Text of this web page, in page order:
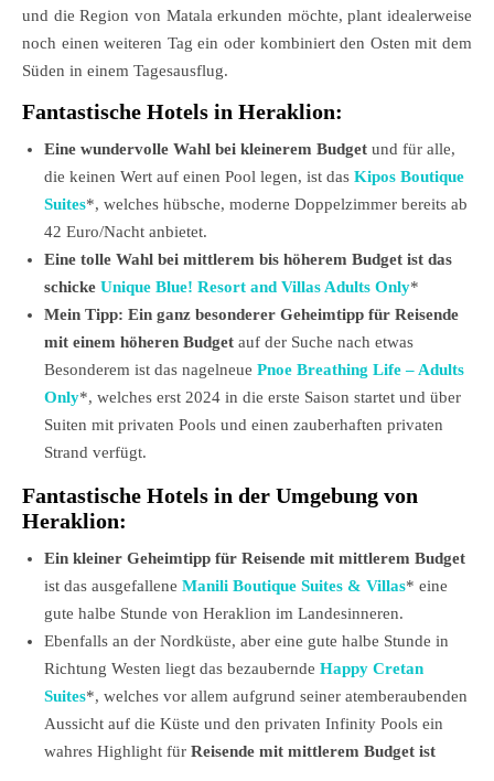
und die Region von Matala erkunden möchte, plant idealerweise
noch einen weiteren Tag ein oder kombiniert den Osten mit dem
Süden in einem Tagesausflug.
Fantastische Hotels in Heraklion:
Eine wundervolle Wahl bei kleinerem Budget und für alle,
die keinen Wert auf einen Pool legen, ist das Kipos Boutique
Suites*, welches hübsche, moderne Doppelzimmer bereits ab
42 Euro/Nacht anbietet.
Eine tolle Wahl bei mittlerem bis höherem Budget ist das
schicke Unique Blue! Resort and Villas Adults Only*
Mein Tipp: Ein ganz besonderer Geheimtipp für Reisende
mit einem höheren Budget auf der Suche nach etwas
Besonderem ist das nagelneue Pnoe Breathing Life – Adults
Only*, welches erst 2024 in die erste Saison startet und über
Suiten mit privaten Pools und einen zauberhaften privaten
Strand verfügt.
Fantastische Hotels in der Umgebung von
Heraklion:
Ein kleiner Geheimtipp für Reisende mit mittlerem Budget
ist das ausgefallene Manili Boutique Suites & Villas* eine
gute halbe Stunde von Heraklion im Landesinneren.
Ebenfalls an der Nordküste, aber eine gute halbe Stunde in
Richtung Westen liegt das bezaubernde Happy Cretan
Suites*, welches vor allem aufgrund seiner atemberaubenden
Aussicht auf die Küste und den privaten Infinity Pools ein
wahres Highlight für Reisende mit mittlerem Budget ist